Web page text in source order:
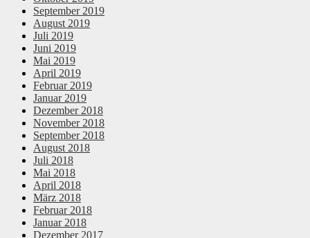
September 2019
August 2019
Juli 2019
Juni 2019
Mai 2019
April 2019
Februar 2019
Januar 2019
Dezember 2018
November 2018
September 2018
August 2018
Juli 2018
Mai 2018
April 2018
März 2018
Februar 2018
Januar 2018
Dezember 2017